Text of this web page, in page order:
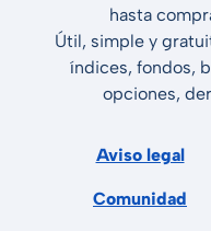
hasta
Útil, simple y
índices, fondos,
opciones,
Aviso legal
Comunidad